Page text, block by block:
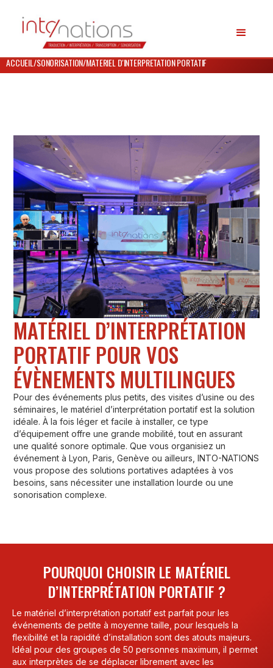
ACCUEIL/SONORISATION/MATERIEL D'INTERPRETATION PORTATIF
MATÉRIEL D’INTERPRÉTATION
PORTATIF POUR VOS
ÉVÈNEMENTS MULTILINGUES
Pour des événements plus petits, des visites d’usine ou des
séminaires, le matériel d’interprétation portatif est la solution
idéale. À la fois léger et facile à installer, ce type
d’équipement offre une grande mobilité, tout en assurant
une qualité sonore optimale. Que vous organisiez un
événement à Lyon, Paris, Genève ou ailleurs, INTO-NATIONS
vous propose des solutions portatives adaptées à vos
besoins, sans nécessiter une installation lourde ou une
sonorisation complexe.
POURQUOI CHOISIR LE MATÉRIEL
D’INTERPRÉTATION PORTATIF ?
Le matériel d’interprétation portatif est parfait pour les
événements de petite à moyenne taille, pour lesquels la
flexibilité et la rapidité d’installation sont des atouts majeurs.
Idéal pour des groupes de 50 personnes maximum, il permet
aux interprètes de se déplacer librement avec les